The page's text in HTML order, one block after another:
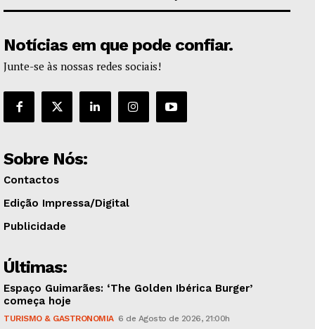
Notícias em que pode confiar.
Junte-se às nossas redes sociais!
Sobre Nós:
Contactos
Edição Impressa/Digital
Publicidade
Últimas:
Espaço Guimarães: ‘The Golden Ibérica Burger’
começa hoje
TURISMO & GASTRONOMIA 6 de Agosto de 2026, 21:00h